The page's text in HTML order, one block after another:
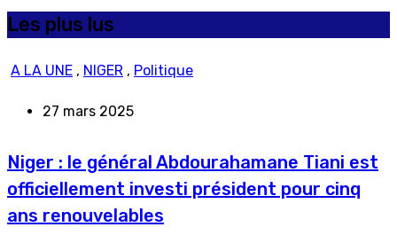
Les plus lus
A LA UNE , NIGER , Politique
27 mars 2025
Niger : le général Abdourahamane Tiani est
officiellement investi président pour cinq
ans renouvelables